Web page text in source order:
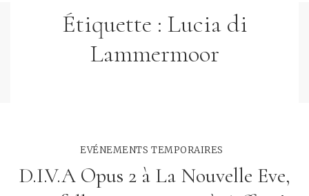
Étiquette : Lucia di
Lammermoor
EVÉNEMENTS TEMPORAIRES
D.I.V.A Opus 2 à La Nouvelle Eve,